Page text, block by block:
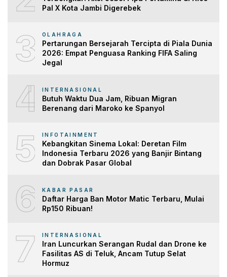
Pal X Kota Jambi Digerebek
3 OLAHRAGA
Pertarungan Bersejarah Tercipta di Piala Dunia
2026: Empat Penguasa Ranking FIFA Saling
Jegal
4 INTERNASIONAL
Butuh Waktu Dua Jam, Ribuan Migran
Berenang dari Maroko ke Spanyol
5 INFOTAINMENT
Kebangkitan Sinema Lokal: Deretan Film
Indonesia Terbaru 2026 yang Banjir Bintang
dan Dobrak Pasar Global
6 KABAR PASAR
Daftar Harga Ban Motor Matic Terbaru, Mulai
Rp150 Ribuan!
7 INTERNASIONAL
Iran Luncurkan Serangan Rudal dan Drone ke
Fasilitas AS di Teluk, Ancam Tutup Selat
Hormuz